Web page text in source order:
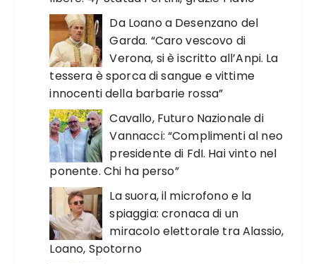
Da Loano a Desenzano del
Garda. “Caro vescovo di
Verona, si è iscritto all’Anpi. La
tessera è sporca di sangue e vittime
innocenti della barbarie rossa”
Cavallo, Futuro Nazionale di
Vannacci: “Complimenti al neo
presidente di FdI. Hai vinto nel
ponente. Chi ha perso”
La suora, il microfono e la
spiaggia: cronaca di un
miracolo elettorale tra Alassio,
Loano, Spotorno